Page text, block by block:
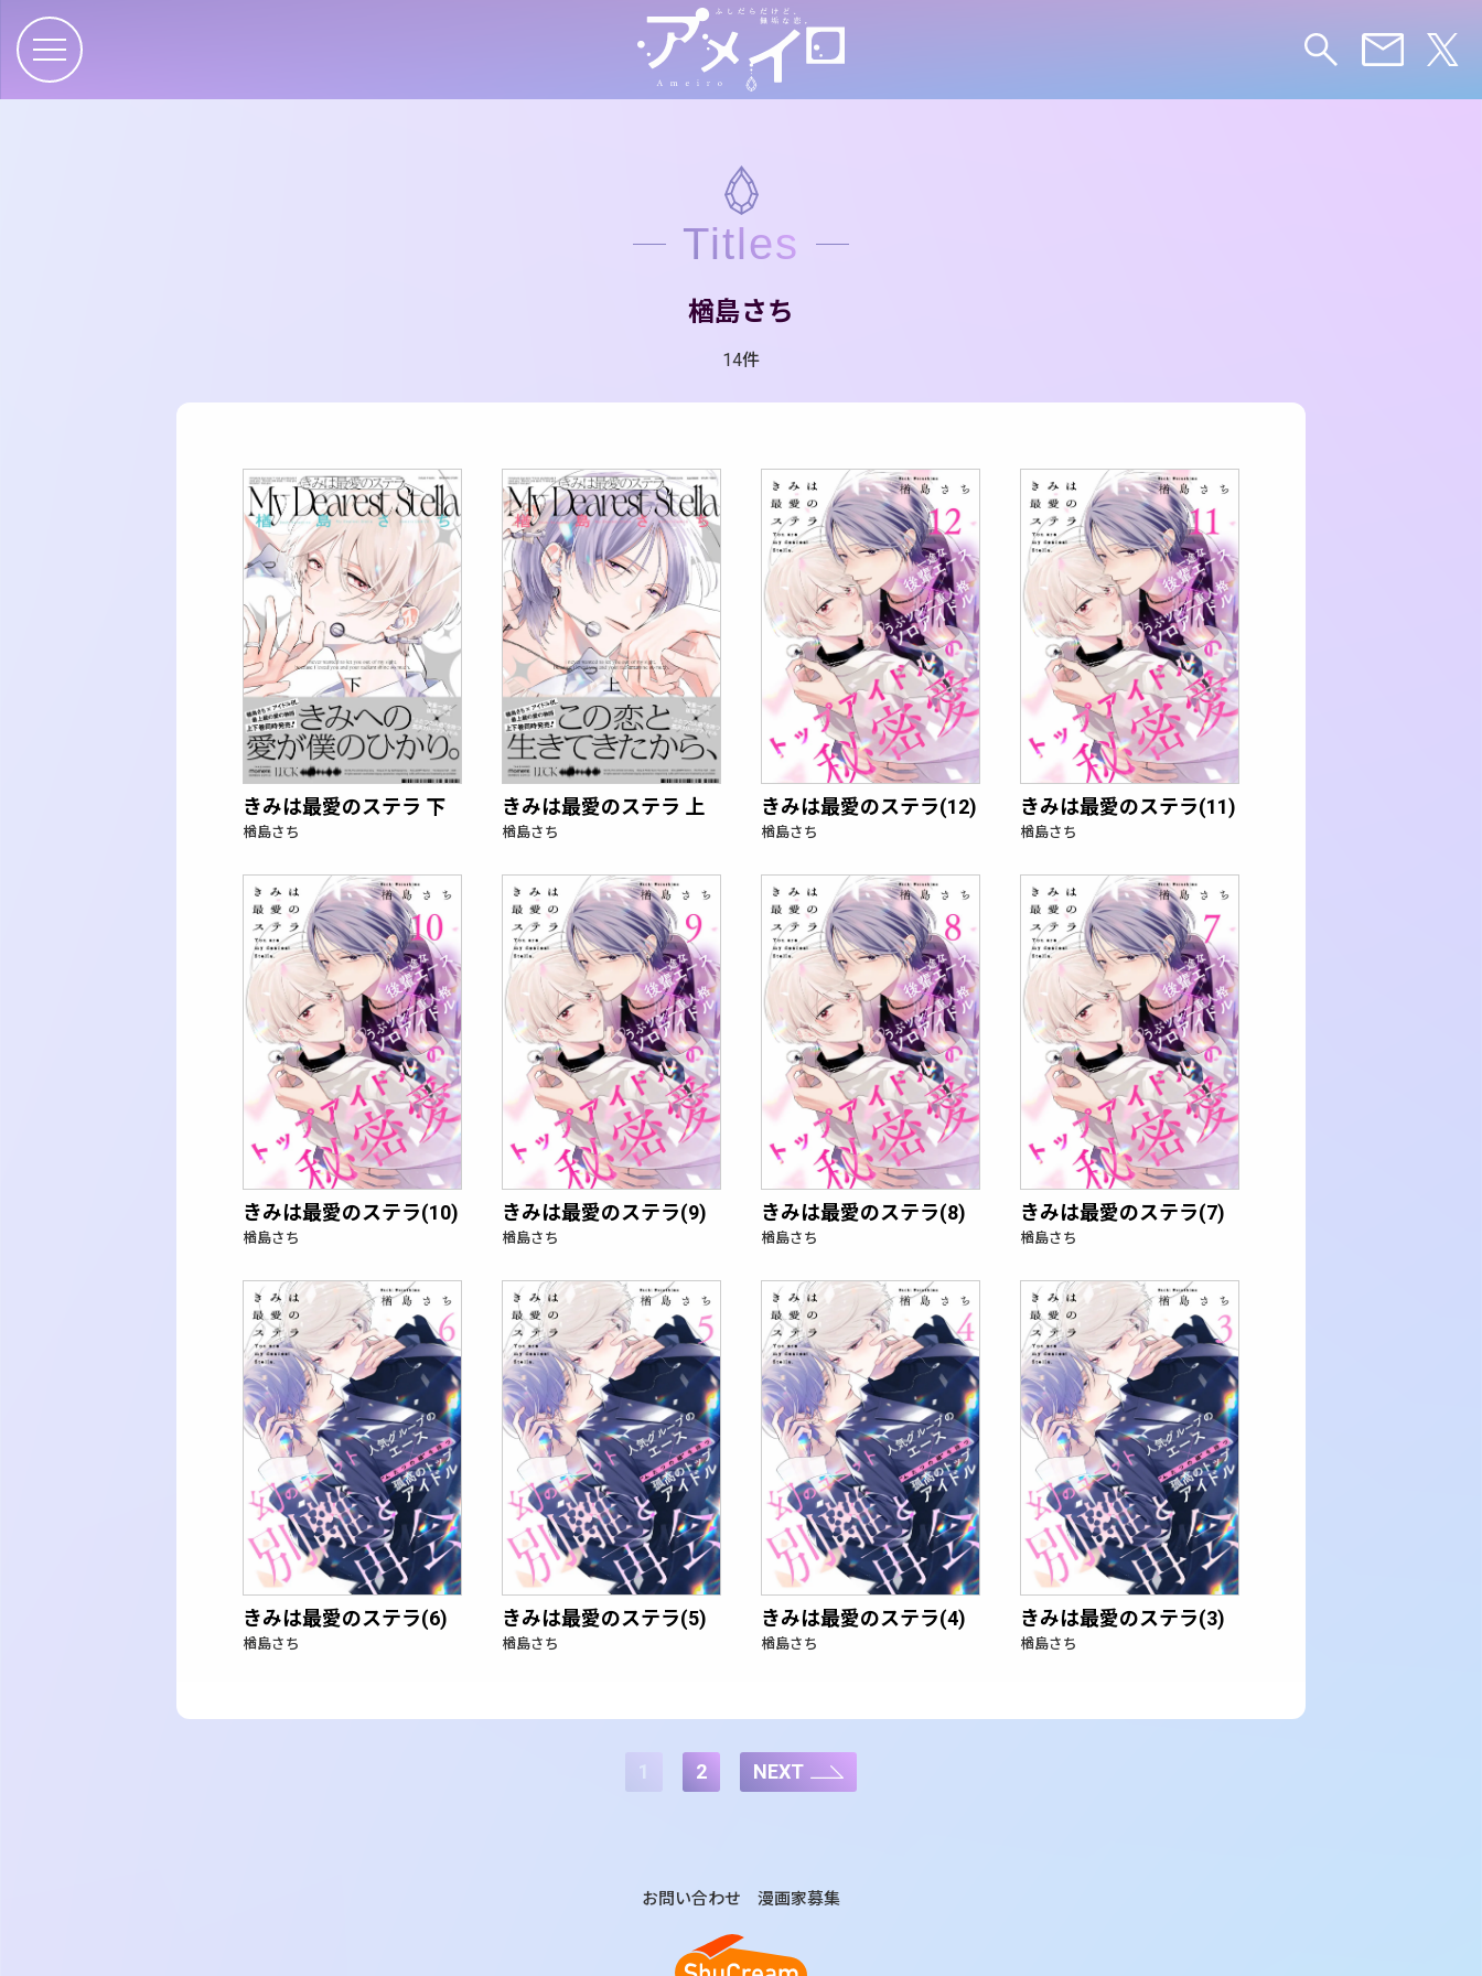
Titles
楢島さち
14件
きみは最愛のステラ 下
楢島さち
きみは最愛のステラ 上
楢島さち
きみは最愛のステラ(12)
楢島さち
きみは最愛のステラ(11)
楢島さち
きみは最愛のステラ(10)
楢島さち
きみは最愛のステラ(9)
楢島さち
きみは最愛のステラ(8)
楢島さち
きみは最愛のステラ(7)
楢島さち
きみは最愛のステラ(6)
楢島さち
きみは最愛のステラ(5)
楢島さち
きみは最愛のステラ(4)
楢島さち
きみは最愛のステラ(3)
楢島さち
1 2 NEXT
お問い合わせ 漫画家募集